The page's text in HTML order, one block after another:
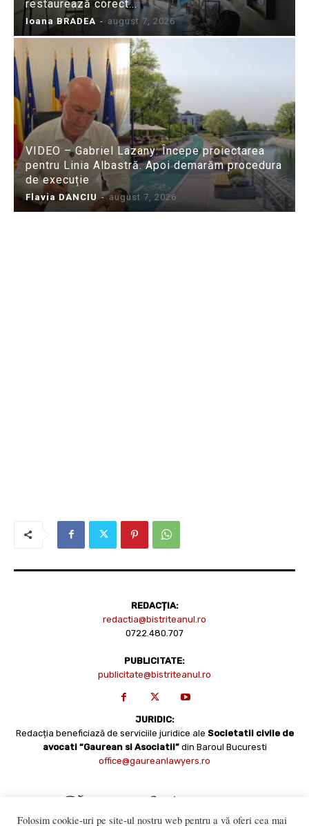
restaurează corect...
Ioana BRADEA - august 7, 2026
VIDEO – Gabriel Lazany: Începe proiectarea
pentru Linia Albastră. Apoi demarăm procedura
de execuție
Flavia DANCIU - august 7, 2026
REDACȚIA:
redactia@bistriteanul.ro
0722.480.707
PUBLICITATE:
publicitate@bistriteanul.ro
JURIDIC:
Redacția beneficiază de serviciile juridice ale Societatii civile de
avocati “Gaurean si Asociatii” din Baroul Bucuresti
office@gaureanlawyers.ro
Folosim cookie-uri pe site-ul nostru web pentru a vă oferi cea mai